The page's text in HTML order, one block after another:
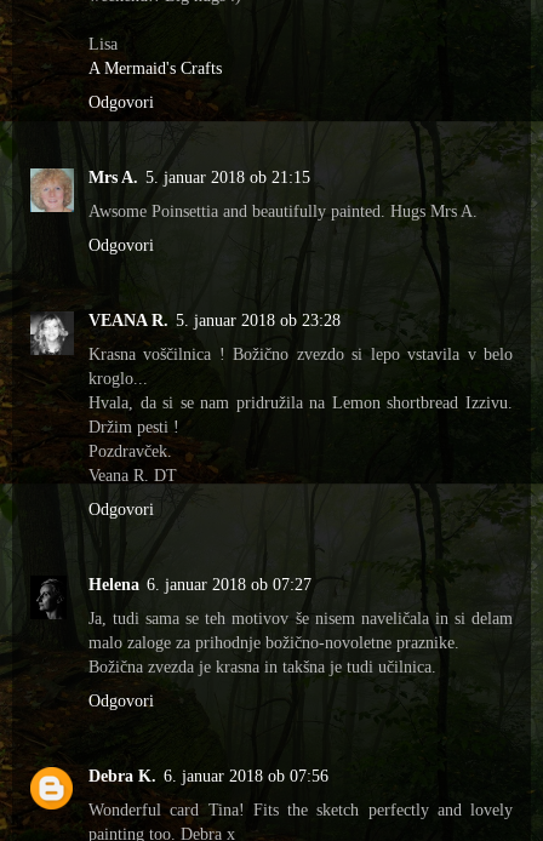
Lisa
A Mermaid's Crafts
Odgovori
Mrs A. 5. januar 2018 ob 21:15
Awsome Poinsettia and beautifully painted. Hugs Mrs A.
Odgovori
VEANA R. 5. januar 2018 ob 23:28
Krasna voščilnica ! Božično zvezdo si lepo vstavila v belo
kroglo...
Hvala, da si se nam pridružila na Lemon shortbread Izzivu.
Držim pesti !
Pozdravček.
Veana R. DT
Odgovori
Helena 6. januar 2018 ob 07:27
Ja, tudi sama se teh motivov še nisem naveličala in si delam
malo zaloge za prihodnje božično-novoletne praznike.
Božična zvezda je krasna in takšna je tudi učilnica.
Odgovori
Debra K. 6. januar 2018 ob 07:56
Wonderful card Tina! Fits the sketch perfectly and lovely
painting too. Debra x